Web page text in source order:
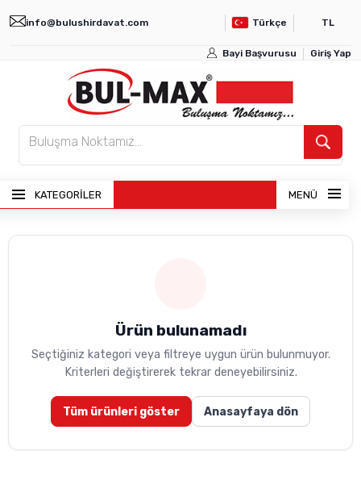
info@bulushirdavat.com Türkçe TL
Bayi Başvurusu Giriş Yap
KATEGORİLER MENÜ
İLETIŞIM
Ürün bulunamadı
Seçtiğiniz kategori veya filtreye uygun ürün bulunmuyor.
Kriterleri değiştirerek tekrar deneyebilirsiniz.
Tüm ürünleri göster Anasayfaya dön